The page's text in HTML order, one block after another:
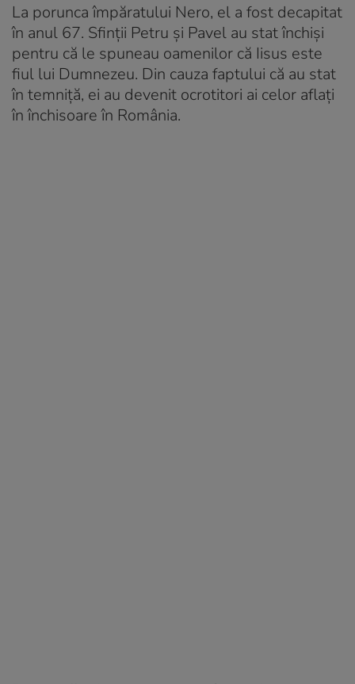
La porunca împăratului Nero, el a fost decapitat
în anul 67. Sfinții Petru și Pavel au stat închiși
pentru că le spuneau oamenilor că Iisus este
fiul lui Dumnezeu. Din cauza faptului că au stat
în temniță, ei au devenit ocrotitori ai celor aflați
în închisoare în România.